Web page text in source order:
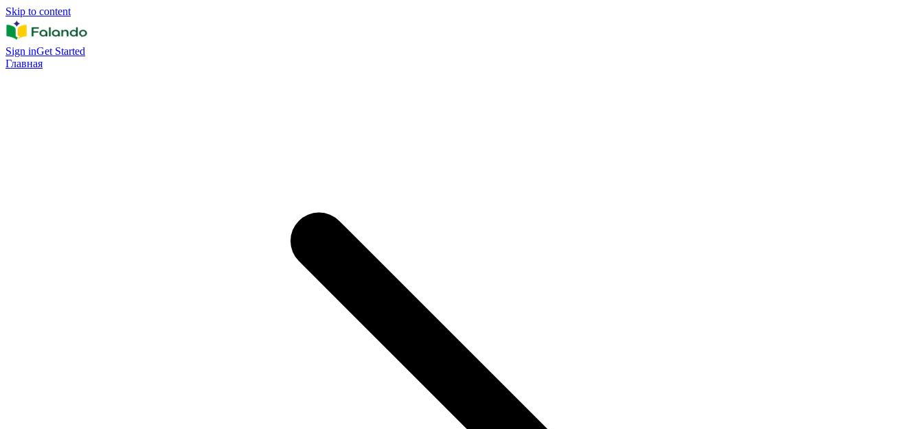
Skip to content
Sign inGet Started
Главная